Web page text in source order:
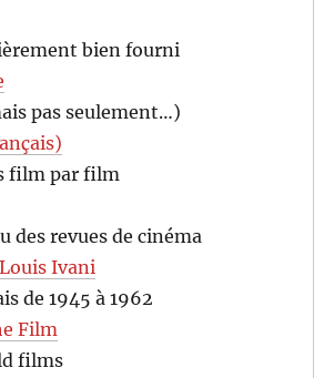
bien fourni
pas seulement…)
film par film
des revues de cinéma
Ivani
de 1945 à 1962
Film
films